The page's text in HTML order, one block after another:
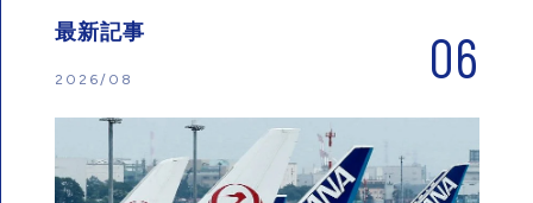
最新記事
2026/08 06